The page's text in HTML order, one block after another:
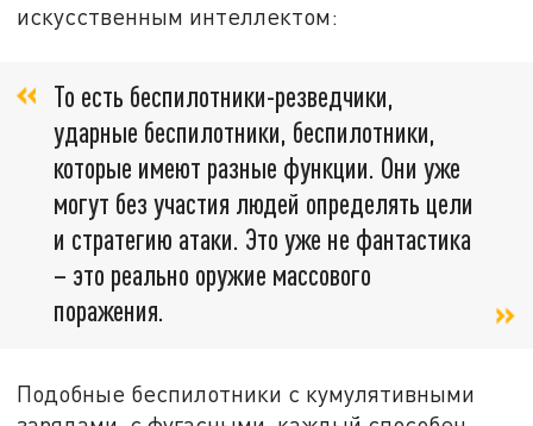
искусственным интеллектом:
То есть беспилотники-резведчики,
ударные беспилотники, беспилотники,
которые имеют разные функции. Они уже
могут без участия людей определять цели
и стратегию атаки. Это уже не фантастика
– это реально оружие массового
поражения.
Подобные беспилотники с кумулятивными